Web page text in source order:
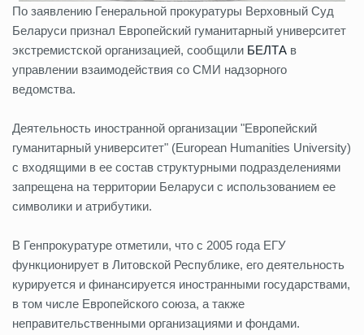
По заявлению Генеральной прокуратуры Верховный Суд
Беларуси признал Европейский гуманитарный университет
экстремистской организацией, сообщили БЕЛТА в
управлении взаимодействия со СМИ надзорного
ведомства.
Деятельность иностранной организации "Европейский
гуманитарный университет" (Europeаn Humanities University)
с входящими в ее состав структурными подразделениями
запрещена на территории Беларуси с использованием ее
символики и атрибутики.
В Генпрокуратуре отметили, что с 2005 года ЕГУ
функционирует в Литовской Республике, его деятельность
курируется и финансируется иностранными государствами,
в том числе Европейского союза, а также
неправительственными организациями и фондами.